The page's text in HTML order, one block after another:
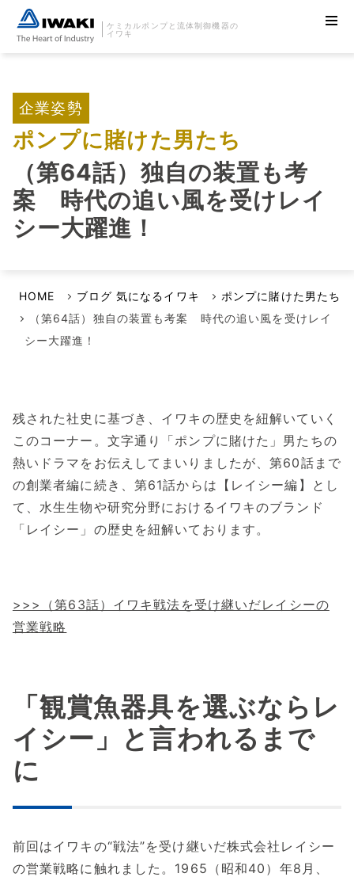
ケミカルポンプと流体制御機器の
イワキ
企業姿勢
ポンプに賭けた男たち
（第64話）独自の装置も考
案 時代の追い風を受けレイ
シー大躍進！
HOME ブログ 気になるイワキ
ポンプに賭けた男たち
（第64話）独自の装置も考案 時代の追い風を受けレイ
シー大躍進！
残された社史に基づき、イワキの歴史を紐解いていく
このコーナー。文字通り「ポンプに賭けた」男たちの
熱いドラマをお伝えしてまいりましたが、第60話まで
の創業者編に続き、第61話からは【レイシー編】とし
て、水生生物や研究分野におけるイワキのブランド
「レイシー」の歴史を紐解いております。
>>>（第63話）イワキ戦法を受け継いだレイシーの
営業戦略
「観賞魚器具を選ぶならレ
イシー」と言われるまで
に
前回はイワキの“戦法”を受け継いだ株式会社レイシー
の営業戦略に触れました。1965（昭和40）年8月、